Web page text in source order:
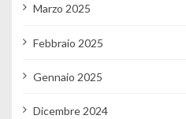
Marzo 2025
Febbraio 2025
Gennaio 2025
Dicembre 2024